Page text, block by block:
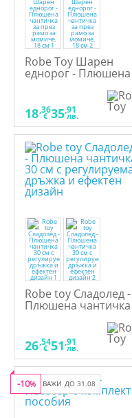
Robe Toy Шарен
еднорог - Плюшена
чантичка за през
рамо за момиче, 18
см
18,36
€ 35,91
лв.
Robe toy Сладолед -
Плюшена чантичка
дръжка и ефектен
дизайн
26,54
€ 51,91
лв.
ВАЖИ ДО 31.08
-10%